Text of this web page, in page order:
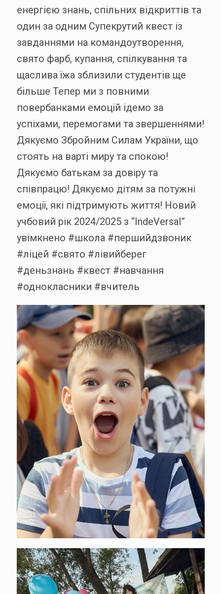
енергією знань, спільних відкриттів та
один за одним Супекрутий квест із
завданнями на командоутворення,
свято фарб, купання, спілкування та
щаслива їжа зблизили студентів ще
більше Тепер ми з повними
повербанками емоцій ідемо за
успіхами, перемогами та звершеннями!
Дякуємо Збройним Силам України, що
стоять на варті миру та спокою!
Дякуємо батькам за довіру та
співпрацю! Дякуємо дітям за потужні
емоції, які підтримують життя! Новий
учбовий рік 2024/2025 з “IndeVersal”
увімкнено #школа #першийдзвоник
#ліцей #свято #лівийберег
#деньзнань #квест #навчання
#однокласники #вчитель